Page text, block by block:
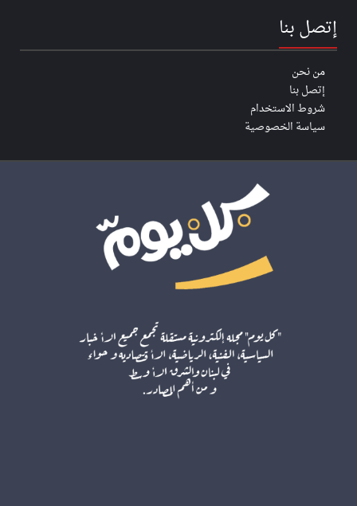
إتصل بنا
من نحن
إتصل بنا
شروط الاستخدام
سياسة الخصوصية